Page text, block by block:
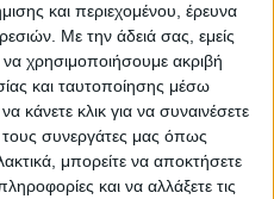
και περιεχομένου, έρευνα
Με την άδειά σας, εμείς
να χρησιμοποιήσουμε ακριβή
και ταυτοποίησης μέσω
κλικ για να συναινέσετε
συνεργάτες μας όπως
μπορείτε να αποκτήσετε
και να αλλάξετε τις
συμμετεῖχαν σὲ
πάλη καὶ ρίψεις
καὶ δυνατὲς μητέρες
πολεμιστές. Παράλληλα,
ἀλλὰ δὲν συμμετεῖχαν